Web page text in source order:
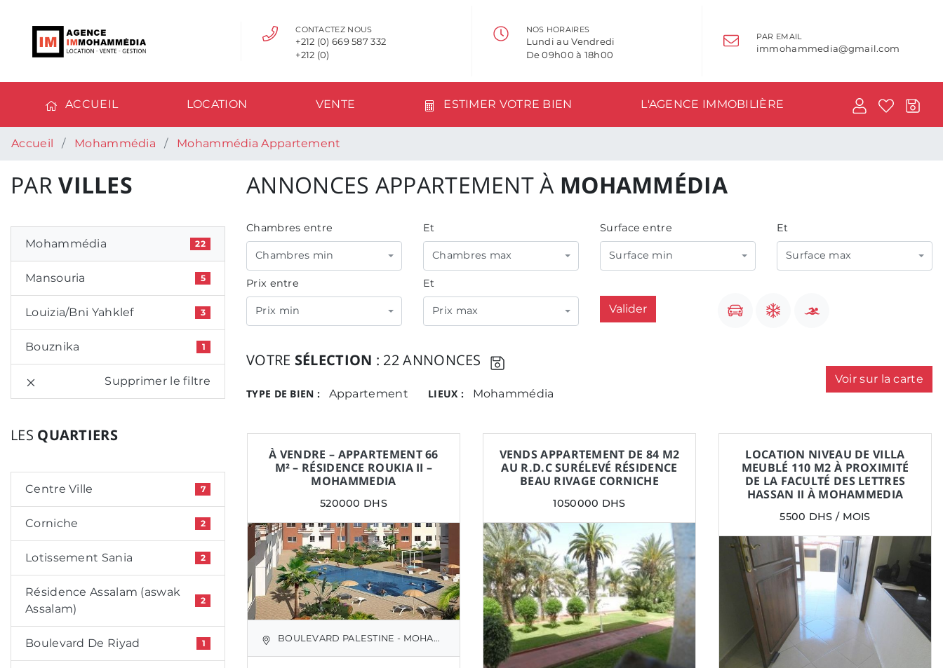
CONTACTEZ NOUS
+212 (0) 669 587 332
+212 (0)
NOS HORAIRES
Lundi au Vendredi
De 09h00 à 18h00
PAR EMAIL
immohammedia@gmail.com
ACCUEIL LOCATION VENTE ESTIMER VOTRE BIEN L'AGENCE IMMOBILIÈRE
Accueil Mohammédia Mohammédia Appartement
PARVILLES
Mohammédia 22
Mansouria 5
Louizia/Bni Yahklef 3
Bouznika 1
Supprimer le filtre
LES QUARTIERS
Centre Ville 7
Corniche 2
Lotissement Sania 2
Résidence Assalam (aswak
Assalam)
2
Boulevard De Riyad 1
ANNONCES APPARTEMENT À MOHAMMÉDIA
Chambres entre
Chambres min
Et
Chambres max
Surface entre
Surface min
Et
Surface max
Prix entre
Prix min
Et
Prix max Valider
VOTRE SÉLECTION : 22 ANNONCES
TYPE DE BIEN : Appartement LIEUX : Mohammédia
Voir sur la carte
À VENDRE – APPARTEMENT 66
M² – RÉSIDENCE ROUKIA II –
MOHAMMEDIA
520000 DHS
BOULEVARD PALESTINE - MOHAMMÉDIA
VENDS APPARTEMENT DE 84 M2
AU R.D.C SURÉLEVÉ RÉSIDENCE
BEAU RIVAGE CORNICHE
1050000 DHS
LOCATION NIVEAU DE VILLA
MEUBLÉ 110 M2 À PROXIMITÉ
DE LA FACULTÉ DES LETTRES
HASSAN II À MOHAMMEDIA
5500 DHS / MOIS